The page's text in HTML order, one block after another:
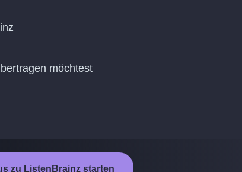
möchtest
zu ListenBrainz starten